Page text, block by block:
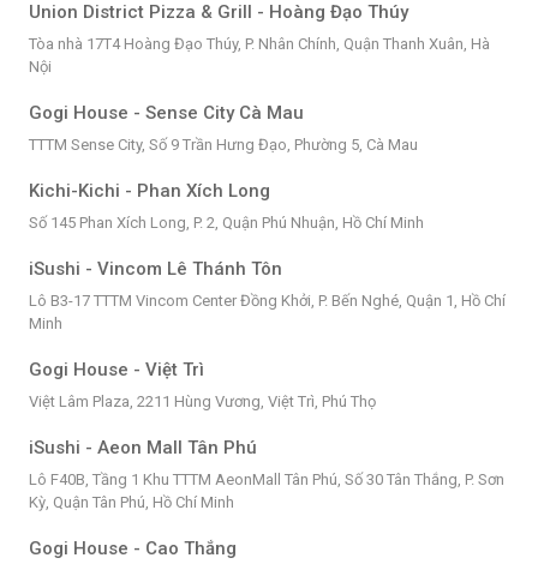
Union District Pizza & Grill - Hoàng Đạo Thúy
Tòa nhà 17T4 Hoàng Đạo Thúy, P. Nhân Chính, Quận Thanh Xuân, Hà
Nội
Gogi House - Sense City Cà Mau
TTTM Sense City, Số 9 Trần Hưng Đạo, Phường 5, Cà Mau
Kichi-Kichi - Phan Xích Long
Số 145 Phan Xích Long, P. 2, Quận Phú Nhuận, Hồ Chí Minh
iSushi - Vincom Lê Thánh Tôn
Lô B3-17 TTTM Vincom Center Đồng Khởi, P. Bến Nghé, Quận 1, Hồ Chí
Minh
Gogi House - Việt Trì
Việt Lâm Plaza, 2211 Hùng Vương, Việt Trì, Phú Thọ
iSushi - Aeon Mall Tân Phú
Lô F40B, Tầng 1 Khu TTTM AeonMall Tân Phú, Số 30 Tân Thắng, P. Sơn
Kỳ, Quận Tân Phú, Hồ Chí Minh
Gogi House - Cao Thắng